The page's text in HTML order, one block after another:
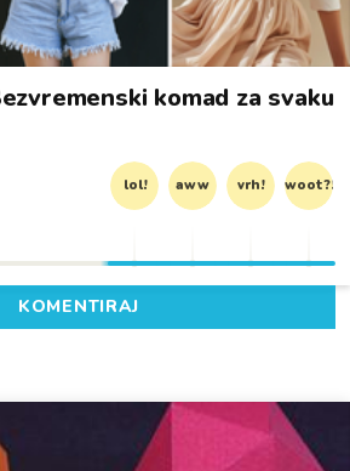
komad za svaku
lol! aww vrh! woot?!
KOMENTIRAJ